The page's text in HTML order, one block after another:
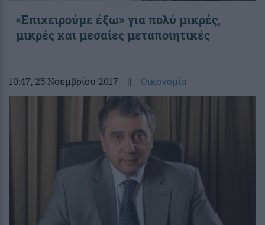
«Επιχειρούμε έξω» για πολύ μικρές,
μικρές και μεσαίες μεταποιητικές
10:47, 25 Νοεμβρίου 2017 || Οικονομία